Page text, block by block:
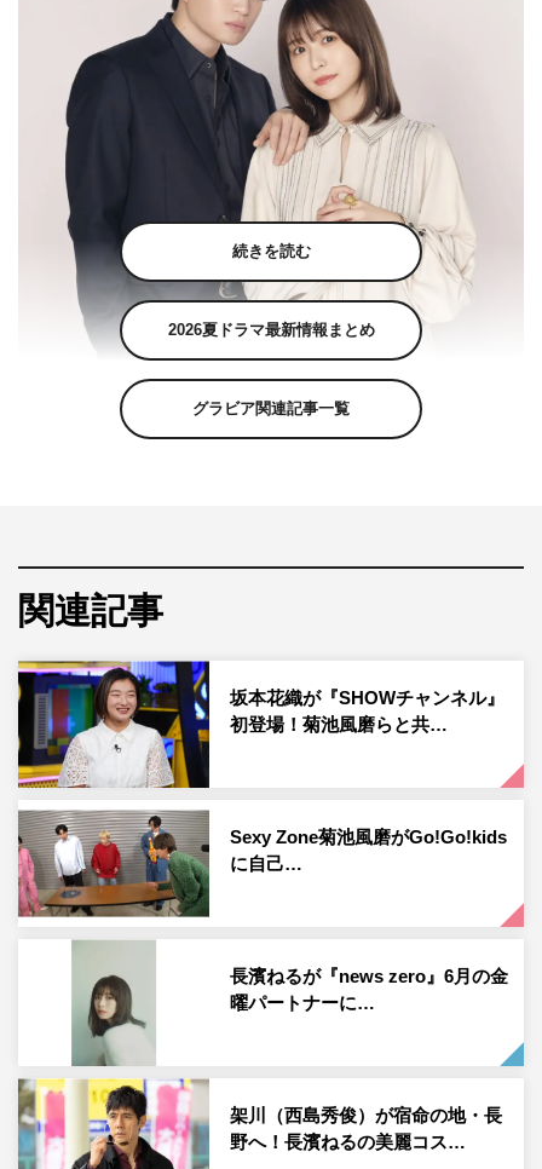
Sexy Zoneの菊池風磨が、2023年7月期「火ドラ★イレブ
ン」枠ドラマ『ウソ婚』（カンテレ・フジテレビ系 毎週
火曜 午後11時～）に主演。長濱ねるがヒロインを務める
ことも決定し、2人と原作者・時名きうい、岡光寛子プロ
デューサーからコメントが到着した。
原作は、電子雑誌「姉フレンド」にて連載開始中の、時名
きういによる同名漫画。連載開始後すぐに人気を博し、主
要電子書店にて続々と1位を獲得。現在12巻まで発売され
ている単行本は、電子版と紙版を合わせて累計450万部を
突破し、ドラマ化が待ち望まれていた。
女性にモテまくるドSの設計事務所社長の主人公・夏目匠
と、お人よしがゆえに家と職を同時に失った派遣社員・千
堂八重。幼なじみの2人が大人になって再会し、ひょんな
ことからお互いの利害が一致してうその結婚生活がスター
ト。
匠がある理由で“既婚者”の肩書を手に入れるために始まっ
続きを読む
2026夏ドラマ最新情報まとめ
グラビア関連記事一覧
関連記事
坂本花織が『SHOWチャンネル』
初登場！菊池風磨らと共…
Sexy Zone菊池風磨がGo!Go!kids
に自己…
長濱ねるが『news zero』6月の金
曜パートナーに…
架川（西島秀俊）が宿命の地・長
野へ！長濱ねるの美麗コス…